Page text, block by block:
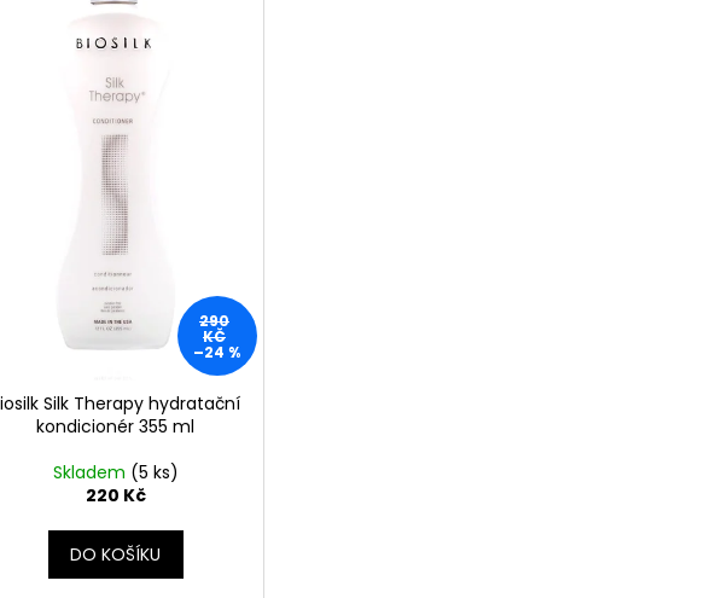
290
KČ
–24 %
Silk Therapy hydratační
kondicionér 355 ml
Skladem (5 ks)
220 Kč
DO KOŠÍKU
GUARANA
259 Kč